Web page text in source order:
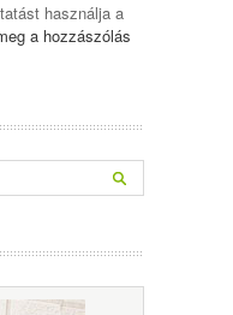
használja a
a hozzászólás